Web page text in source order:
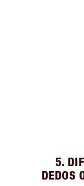
5.
DEDOS